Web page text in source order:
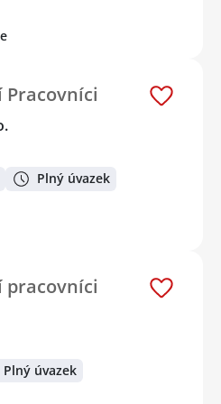
Pracovníci
Plný úvazek
pracovníci
Plný úvazek